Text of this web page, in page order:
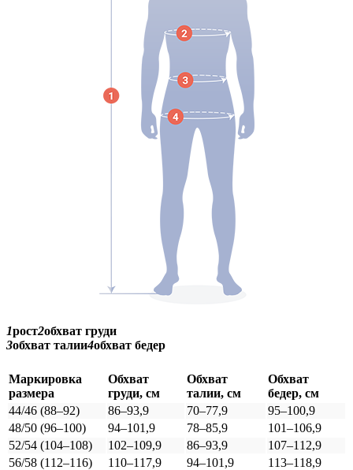
1рост2обхват груди
3обхват талии4обхват бедер
Маркировка
размера
Обхват
груди, см
Обхват
талии, см
Обхват
бедер, см
44/46 (88–92)
86–93,9 70–77,9
95–100,9
48/50 (96–100)
94–101,9 78–85,9
101–106,9
52/54 (104–108)
102–109,9 86–93,9
107–112,9
56/58 (112–116)
110–117,9 94–101,9
113–118,9